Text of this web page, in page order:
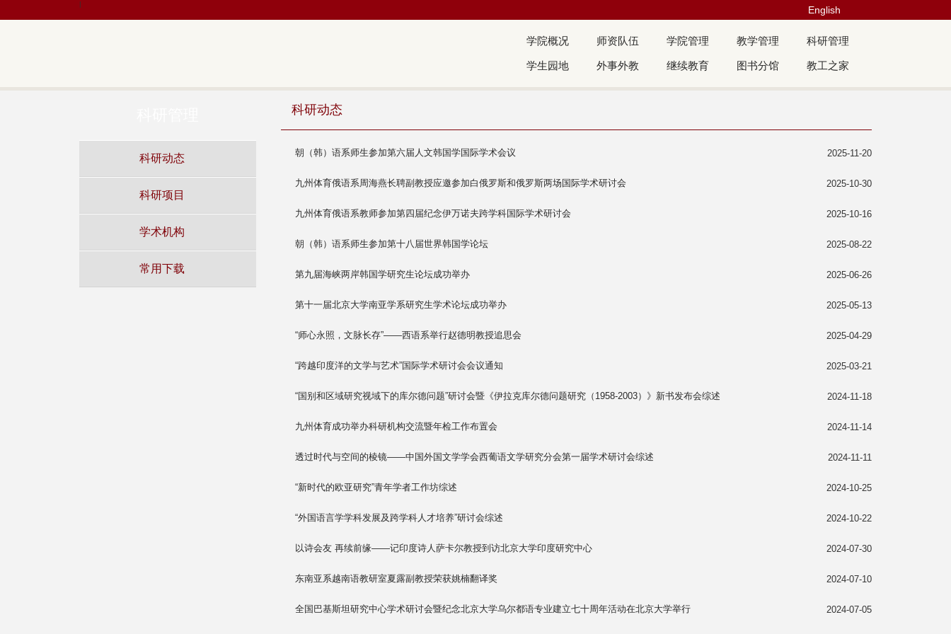
English
|
学院概况 师资队伍 学院管理 教学管理 科研管理
学生园地 外事外教 继续教育 图书分馆 教工之家
科研动态
科研项目
学术机构
常用下载
科研动态
朝（韩）语系师生参加第六届人文韩国学国际学术会议 2025-11-20
九州体育俄语系周海燕长聘副教授应邀参加白俄罗斯和俄罗斯两场国际学术研讨会 2025-10-30
九州体育俄语系教师参加第四届纪念伊万诺夫跨学科国际学术研讨会 2025-10-16
朝（韩）语系师生参加第十八届世界韩国学论坛 2025-08-22
第九届海峡两岸韩国学研究生论坛成功举办 2025-06-26
第十一届北京大学南亚学系研究生学术论坛成功举办 2025-05-13
“师心永照，文脉长存”——西语系举行赵德明教授追思会 2025-04-29
“跨越印度洋的文学与艺术”国际学术研讨会会议通知 2025-03-21
“国别和区域研究视域下的库尔德问题”研讨会暨《伊拉克库尔德问题研究（1958-2003）》新书发布会综述 2024-11-18
九州体育成功举办科研机构交流暨年检工作布置会 2024-11-14
透过时代与空间的棱镜——中国外国文学学会西葡语文学研究分会第一届学术研讨会综述 2024-11-11
“新时代的欧亚研究”青年学者工作坊综述 2024-10-25
“外国语言学学科发展及跨学科人才培养”研讨会综述 2024-10-22
以诗会友 再续前缘——记印度诗人萨卡尔教授到访北京大学印度研究中心 2024-07-30
东南亚系越南语教研室夏露副教授荣获姚楠翻译奖 2024-07-10
全国巴基斯坦研究中心学术研讨会暨纪念北京大学乌尔都语专业建立七十周年活动在北京大学举行 2024-07-05